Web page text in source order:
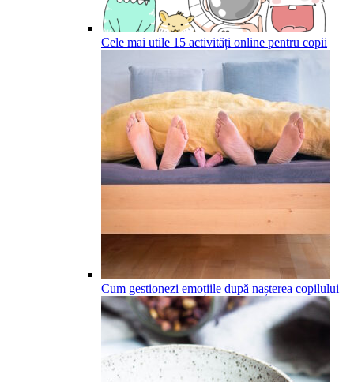
Cele mai utile 15 activități online pentru copii
Cum gestionezi emoțiile după nașterea copilului